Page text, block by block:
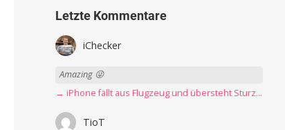
Letzte Kommentare
iChecker
Amazing 😜
→ iPhone fällt aus Flugzeug und übersteht Sturz unbeschadet
TioT